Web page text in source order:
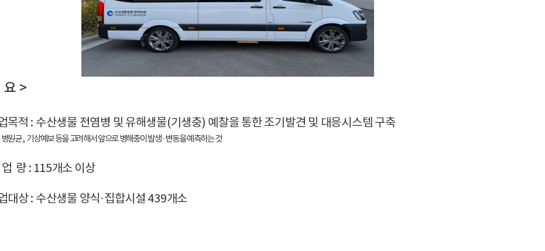
요 >
목적 : 수산생물 전염병 및 유해생물(기생충) 예찰을 통한 조기발견 및 대응시스템 구축
병원균, 기상예보 등을 고려해서 앞으로 병해충이 발생·변동을 예측하는 것
량 : 115개소 이상
대상 : 수산생물 양식·집합시설 439개소